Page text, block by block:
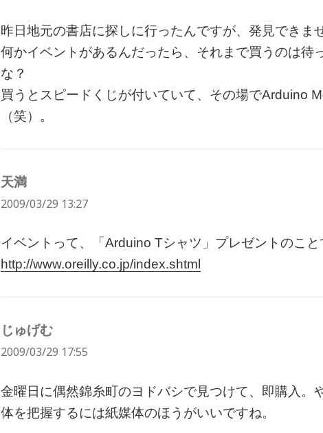
昨日地元の書店に探しに行ったんですが、発見できま
何かイベントがあるんだったら、それまで買うのは待
な？
買うとスピードくじが付いていて、その場でArduino
（笑）。
天満
り:
2009/03/29 13:27
イベントって、「Arduino Tシャツ」プレゼントのこと
http://www.oreilly.co.jp/index.shtml
じゅげむ
り:
2009/03/29 17:55
金曜日に偶然錦糸町のヨドバシで見つけて、即購入。
体を把握するには紙媒体のほうがいいですね。